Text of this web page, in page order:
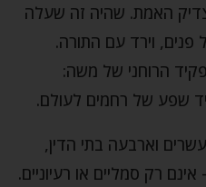
האמת. שהיה זה שעלה
וירד עם התורה.
הרוחני של משה:
שפע של רחמים לעולם.
וארבעה בתי הדין,
רק סמליים או רעיוניים.